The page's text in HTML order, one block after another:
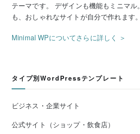
テーマです。 デザインも機能もミニマ
も、おしゃれなサイトが自分で作れます。
Minimal WPについてさらに詳しく ＞
タイプ別WordPressテンプレート
ビジネス・企業サイト
公式サイト（ショップ・飲食店）